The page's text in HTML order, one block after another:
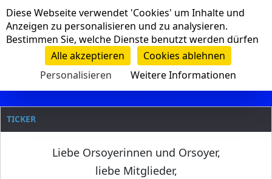
Navigation
Clanname
TICKER
Liebe Orsoyerinnen und Orsoyer,
liebe Mitglieder,
Cookie-Einstellungen
Diese Webseite verwendet 'Cookies' um Inhalte und
Anzeigen zu personalisieren und zu analysieren.
Bestimmen Sie, welche Dienste benutzt werden dürfen
Alle akzeptieren
Cookies ablehnen
Personalisieren
Weitere Informationen